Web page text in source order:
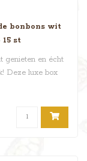
bonbons wit
st
genieten en écht
Deze luxe box
w..